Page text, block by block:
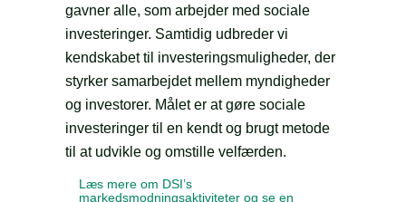
gavner alle, som arbejder med sociale
investeringer. Samtidig udbreder vi
kendskabet til investeringsmuligheder, der
styrker samarbejdet mellem myndigheder
og investorer. Målet er at gøre sociale
investeringer til en kendt og brugt metode
til at udvikle og omstille velfærden.
Læs mere om DSI’s
markedsmodningsaktiviteter og se en